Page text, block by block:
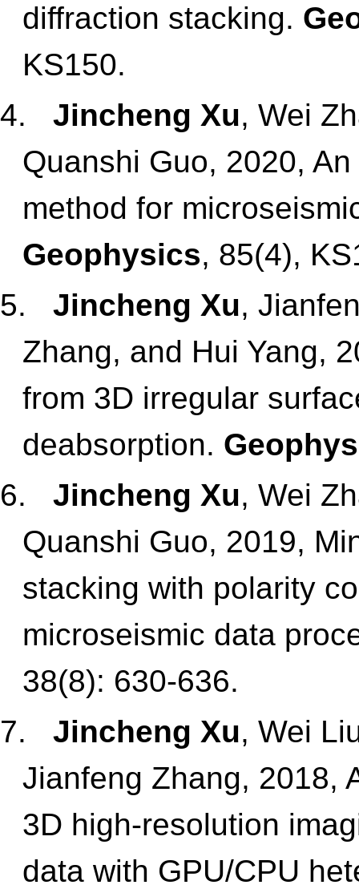
diffraction stacking.
KS150.
4. Jincheng Xu, Wei
Quanshi Guo, 2020,
method for
Geophysics, 85(4),
5. Jincheng Xu,
Zhang, and Hui Yang,
from 3D irregular
deabsorption.
6. Jincheng Xu, Wei
Quanshi Guo, 2019,
stacking with polarity
microseismic data
38(8): 630-636.
7. Jincheng Xu, Wei
Jianfeng Zhang, 2018,
3D high-resolution
data with GPU/CPU